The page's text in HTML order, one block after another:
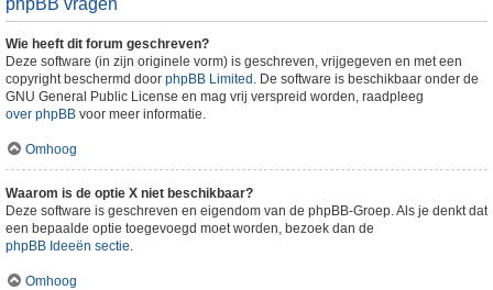
phpBB vragen
Wie heeft dit forum geschreven?
Deze software (in zijn originele vorm) is geschreven, vrijgegeven en met een
copyright beschermd door phpBB Limited . De software is beschikbaar onder de
GNU General Public License en mag vrij verspreid worden, raadpleeg
over phpBB voor meer informatie.
Omhoog
Waarom is de optie X niet beschikbaar?
Deze software is geschreven en eigendom van de phpBB-Groep. Als je denkt dat
een bepaalde optie toegevoegd moet worden, bezoek dan de
phpBB Ideeën sectie.
Omhoog